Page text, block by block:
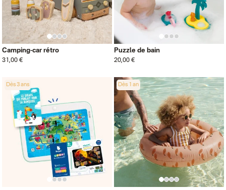
Camping-car rétro
31,00 €
Puzzle de bain
20,00 €
Dès 3 ans Dès 1 an